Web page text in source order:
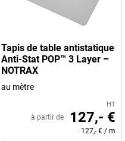
Tapis de table antistatique
Anti-Stat POP™ 3 Layer –
NOTRAX
au mètre
HT
à partir de 127,- €
127,- € / m